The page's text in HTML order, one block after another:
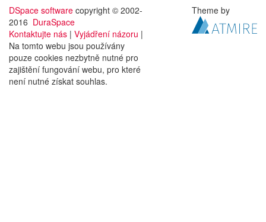
DSpace software copyright © 2002-
2016 DuraSpace
Kontaktujte nás | Vyjádření názoru |
Na tomto webu jsou používány
pouze cookies nezbytně nutné pro
zajištění fungování webu, pro které
není nutné získat souhlas.
Theme by